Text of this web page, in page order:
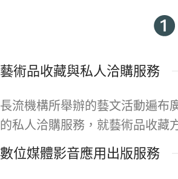
藝術品收藏與私人洽購服務
長流機構所舉辦的藝文活動遍布
的私人洽購服務，就藝術品收藏
數位媒體影音應用出版服務